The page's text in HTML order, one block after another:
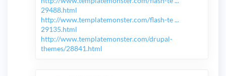
29488.html
http://www.templatemonster.com/flash-te ...
29135.html
http://www.templatemonster.com/drupal-
themes/28841.html